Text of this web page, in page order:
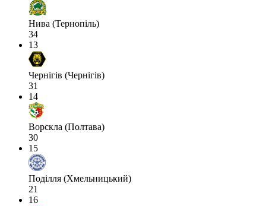
Нива (Тернопіль)
34
13
Чернігів (Чернігів)
31
14
Ворскла (Полтава)
30
15
Поділля (Хмельницький)
21
16